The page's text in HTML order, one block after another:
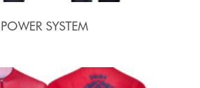
POWER SYSTEM